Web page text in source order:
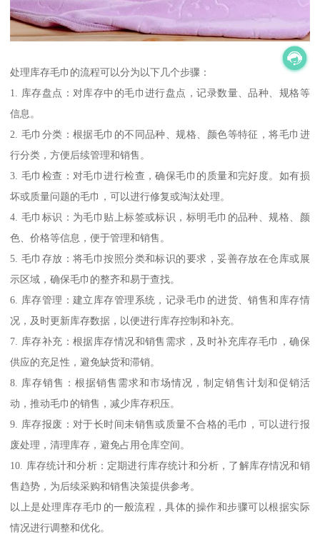
处理库存毛巾的流程可以分为以下几个步骤：
1. 库存盘点：对库存中的毛巾进行盘点，记录数量、品种、规格等
信息。
2. 毛巾分类：根据毛巾的不同品种、规格、颜色等特征，将毛巾进
行分类，方便后续管理和销售。
3. 毛巾检查：对毛巾进行检查，确保毛巾的质量和完好度。如有损
坏或质量问题的毛巾，可以进行修复或淘汰处理。
4. 毛巾标识：为毛巾贴上标签或标识，标明毛巾的品种、规格、颜
色、价格等信息，便于管理和销售。
5. 毛巾存放：将毛巾按照分类和标识的要求，妥善存放在仓库或展
示区域，确保毛巾的整齐和易于查找。
6. 库存管理：建立库存管理系统，记录毛巾的进货、销售和库存情
况，及时更新库存数据，以便进行库存控制和补充。
7. 库存补充：根据库存情况和销售需求，及时补充库存毛巾，确保
供应的充足性，避免缺货和滞销。
8. 库存销售：根据销售需求和市场情况，制定销售计划和促销活
动，推动毛巾的销售，减少库存积压。
9. 库存报废：对于长时间未销售或质量不合格的毛巾，可以进行报
废处理，清理库存，避免占用仓库空间。
10. 库存统计和分析：定期进行库存统计和分析，了解库存情况和销
售趋势，为后续采购和销售决策提供参考。
以上是处理库存毛巾的一般流程，具体的操作和步骤可以根据实际
情况进行调整和优化。